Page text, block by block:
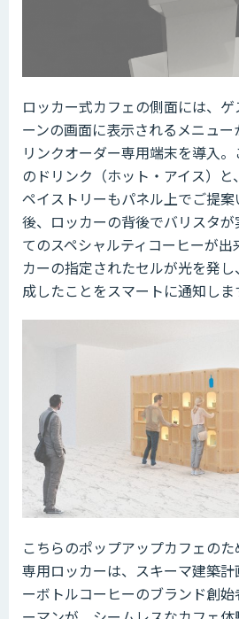
ロッカー式カフェの側面には、
ーンの画面に表示されるメニュ
リンクオーダー専用端末を導入
のドリンク（ホット・アイス）
ペイストリーもパネル上でご提
後、ロッカーの背後でバリスタ
てのスペシャルティコーヒーが
カーの指定されたセルが光を発
成したことをスマートに通知しま
こちらのポップアップカフェの
専用ロッカーは、スキーマ建築
ーボトルコーヒーのブランド創